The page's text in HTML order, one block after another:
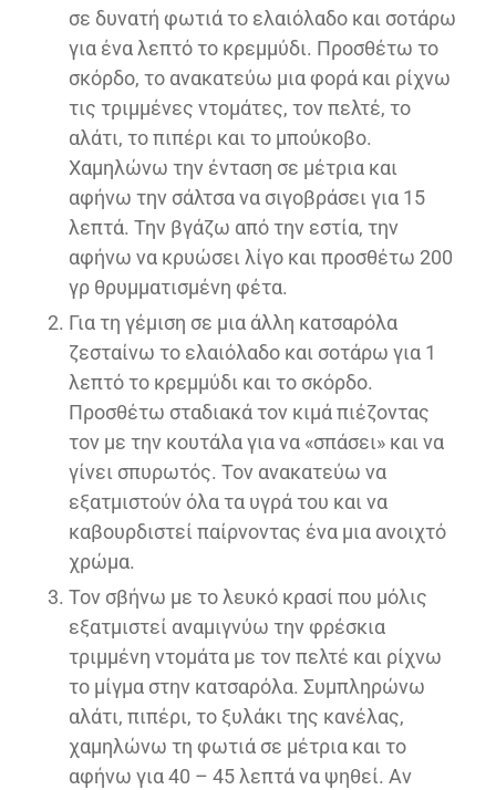
σε δυνατή φωτιά το ελαιόλαδο και σοτάρω
για ένα λεπτό το κρεμμύδι. Προσθέτω το
σκόρδο, το ανακατεύω μια φορά και ρίχνω
τις τριμμένες ντομάτες, τον πελτέ, το
αλάτι, το πιπέρι και το μπούκοβο.
Χαμηλώνω την ένταση σε μέτρια και
αφήνω την σάλτσα να σιγοβράσει για 15
λεπτά. Την βγάζω από την εστία, την
αφήνω να κρυώσει λίγο και προσθέτω 200
γρ θρυμματισμένη φέτα.
Για τη γέμιση σε μια άλλη κατσαρόλα
ζεσταίνω το ελαιόλαδο και σοτάρω για 1
λεπτό το κρεμμύδι και το σκόρδο.
Προσθέτω σταδιακά τον κιμά πιέζοντας
τον με την κουτάλα για να «σπάσει» και να
γίνει σπυρωτός. Τον ανακατεύω να
εξατμιστούν όλα τα υγρά του και να
καβουρδιστεί παίρνοντας ένα μια ανοιχτό
χρώμα.
Τον σβήνω με το λευκό κρασί που μόλις
εξατμιστεί αναμιγνύω την φρέσκια
τριμμένη ντομάτα με τον πελτέ και ρίχνω
το μίγμα στην κατσαρόλα. Συμπληρώνω
αλάτι, πιπέρι, το ξυλάκι της κανέλας,
χαμηλώνω τη φωτιά σε μέτρια και το
αφήνω για 40 – 45 λεπτά να ψηθεί. Αν